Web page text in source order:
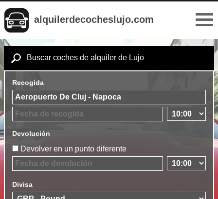
alquilerdecocheslujo.com
Buscar coches de alquiler de Lujo
Recogida
Devolución
Devolver en un punto diferente
Divisa